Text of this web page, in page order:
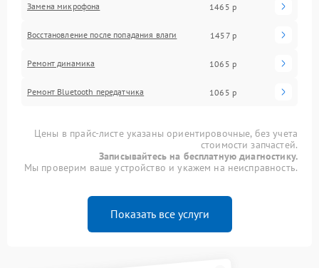
Замена микрофона 1465 р
Восстановление после попадания влаги 1457 р
Ремонт динамика 1065 р
Ремонт Bluetooth передатчика 1065 р
Цены в прайс-листе указаны ориентировочные, без учета
стоимости запчастей.
Записывайтесь на бесплатную диагностику.
Мы проверим ваше устройство и укажем на неисправность.
Показать все услуги